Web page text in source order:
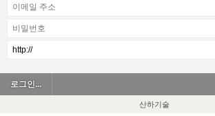
로그인...
산하기술